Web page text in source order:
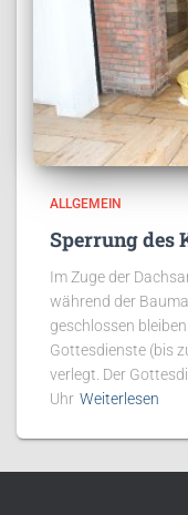
ALLGEMEIN
Sperrung des
Im Zuge der
während der
geschlossen
Gottesdienste (bis
verlegt. Der
Uhr Weiterlesen